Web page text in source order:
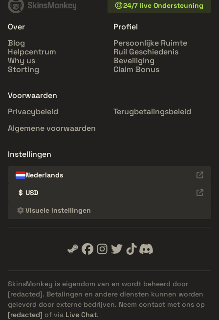
24/7 live Ondersteuning
Over
Blog
Helpcentrum
Why us
Storting
Profiel
Persoonlijke Ruimte
Ruil Geschiedenis
Beveiliging
Claim Bonus
Voorwaarden
Privacybeleid
Terugbetalingsbeleid
Algemene voorwaarden
Instellingen
Nederlands
$ USD
Visuele Instellingen
SkinsMonkey is eigendom van en wordt beheerd door
[redacted]. Betalingen en andere diensten kunnen worden
geleverd door externe bedrijven. Neem contact met ons op
[redacted] of via Live Chat.